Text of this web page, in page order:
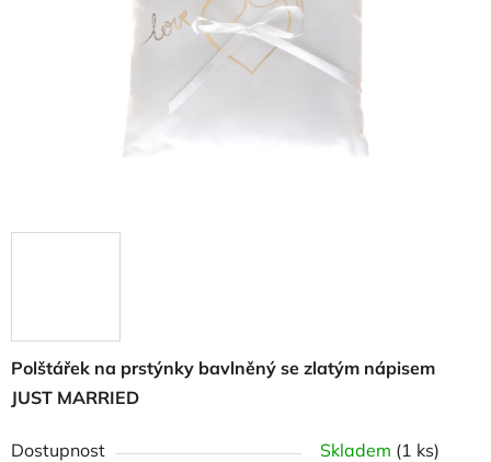
Polštářek na prstýnky bavlněný se zlatým nápisem
JUST MARRIED
Dostupnost Skladem (1 ks)